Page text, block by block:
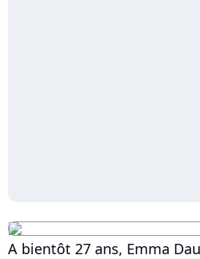
A bientôt 27 ans, Emma